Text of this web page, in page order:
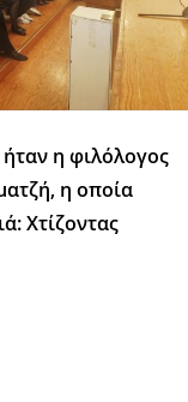
η φιλόλογος
η οποία
Χτίζοντας